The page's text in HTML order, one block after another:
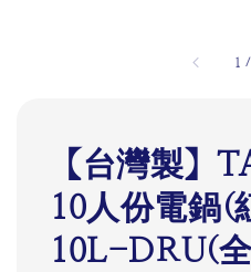
1
【台灣製】
10人份電鍋
10L-DRU(